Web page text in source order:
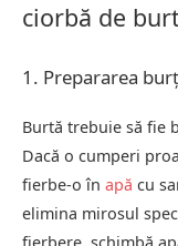
ciorbă de
1. Prepararea
Burtă trebuie să fie
Dacă o cumperi
fierbe-o în apă cu
elimina mirosul